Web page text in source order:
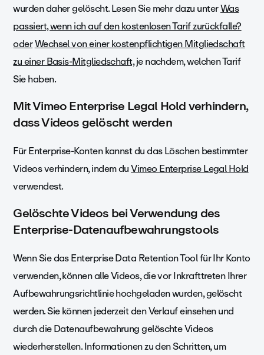
wurden daher gelöscht. Lesen Sie mehr dazu unterWas
passiert, wenn ich auf den kostenlosen Tarif zurückfalle?
oderWechsel von einer kostenpflichtigen Mitgliedschaft
zu einer Basis-Mitgliedschaft,je nachdem, welchen Tarif
Sie haben.
Mit Vimeo Enterprise Legal Hold verhindern,
dass Videos gelöscht werden
Für Enterprise-Konten kannst du das Löschen bestimmter
Videos verhindern, indem duVimeo Enterprise Legal Hold
verwendest.
Gelöschte Videos bei Verwendung des
Enterprise-Datenaufbewahrungstools
Wenn Sie das Enterprise Data Retention Tool für Ihr Konto
verwenden, können alle Videos, die vor Inkrafttreten Ihrer
Aufbewahrungsrichtlinie hochgeladen wurden, gelöscht
werden. Sie können jederzeit den Verlauf einsehen und
durch die Datenaufbewahrung gelöschte Videos
wiederherstellen. Informationen zu den Schritten, um